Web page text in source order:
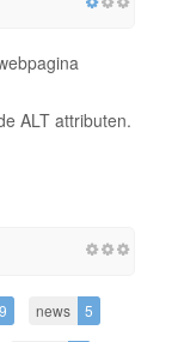
ALT attributen.
9 news 5